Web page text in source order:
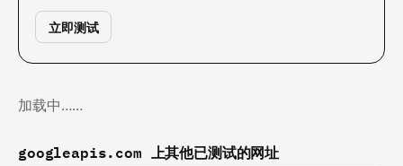
立即测试
加载中……
googleapis.com 上其他已测试的网址